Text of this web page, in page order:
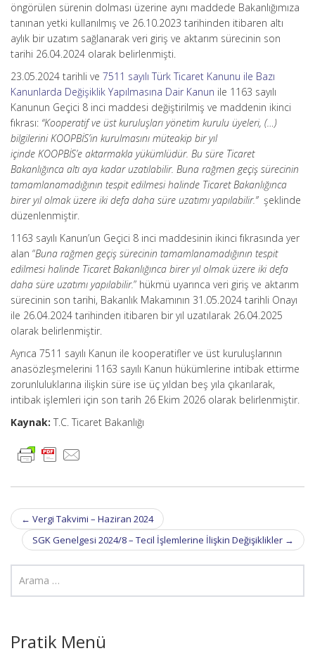
öngörülen sürenin dolması üzerine aynı maddede Bakanlığımıza
tanınan yetki kullanılmış ve 26.10.2023 tarihinden itibaren altı
aylık bir uzatım sağlanarak veri giriş ve aktarım sürecinin son
tarihi 26.04.2024 olarak belirlenmişti.
23.05.2024 tarihli ve 7511 sayılı Türk Ticaret Kanunu ile Bazı
Kanunlarda Değişiklik Yapılmasına Dair Kanun ile 1163 sayılı
Kanunun Geçici 8 inci maddesi değiştirilmiş ve maddenin ikinci
fıkrası: “Kooperatif ve üst kuruluşları yönetim kurulu üyeleri, (…)
bilgilerini KOOPBİS’in kurulmasını müteakip bir yıl
içinde KOOPBİS’e aktarmakla yükümlüdür. Bu süre Ticaret
Bakanlığınca altı aya kadar uzatılabilir. Buna rağmen geçiş sürecinin
tamamlanamadığının tespit edilmesi halinde Ticaret Bakanlığınca
birer yıl olmak üzere iki defa daha süre uzatımı yapılabilir.” şeklinde
düzenlenmiştir.
1163 sayılı Kanun’un Geçici 8 inci maddesinin ikinci fıkrasında yer
alan “Buna rağmen geçiş sürecinin tamamlanamadığının tespit
edilmesi halinde Ticaret Bakanlığınca birer yıl olmak üzere iki defa
daha süre uzatımı yapılabilir.” hükmü uyarınca veri giriş ve aktarım
sürecinin son tarihi, Bakanlık Makamının 31.05.2024 tarihli Onayı
ile 26.04.2024 tarihinden itibaren bir yıl uzatılarak 26.04.2025
olarak belirlenmiştir.
Ayrıca 7511 sayılı Kanun ile kooperatifler ve üst kuruluşlarının
anasözleşmelerini 1163 sayılı Kanun hükümlerine intibak ettirme
zorunluluklarına ilişkin süre ise üç yıldan beş yıla çıkarılarak,
intibak işlemleri için son tarih 26 Ekim 2026 olarak belirlenmiştir.
Kaynak: T.C. Ticaret Bakanlığı
Post
navigation
← Vergi Takvimi – Haziran 2024
SGK Genelgesi 2024/8 – Tecil İşlemlerine İlişkin Değişiklikler →
Pratik Menü